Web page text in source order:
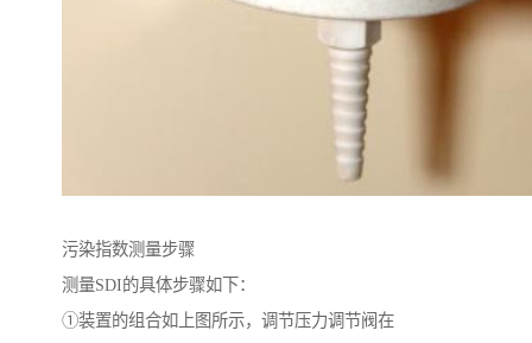
污染指数测量步骤
测量SDI的具体步骤如下：
①装置的组合如上图所示，调节压力调节阀在